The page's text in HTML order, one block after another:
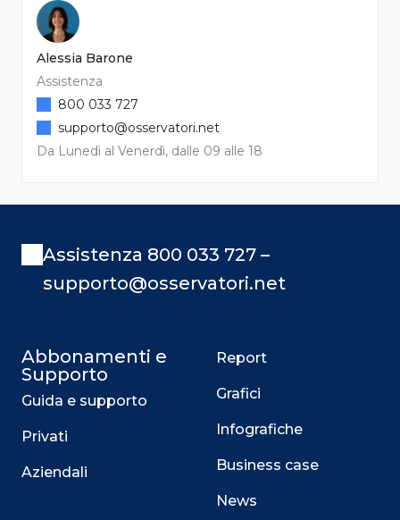
Alessia Barone
Assistenza
Da Lunedì al Venerdì, dalle 09 alle 18
800 033 727
supporto@osservatori.net
Assistenza 800 033 727 –
supporto@osservatori.net
Abbonamenti e
Supporto
Guida e supporto
Privati
Aziendali
Report
Grafici
Infografiche
Business case
News